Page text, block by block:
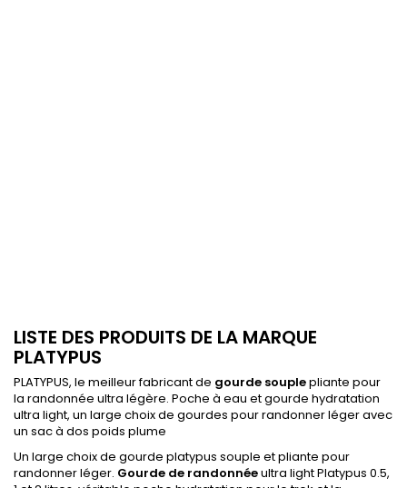
LISTE DES PRODUITS DE LA MARQUE
PLATYPUS
PLATYPUS, le meilleur fabricant de gourde souplepliante pour
la randonnée ultra légère. Poche à eau et gourde hydratation
ultra light, un large choix de gourdes pour randonner léger avec
un sac à dos poids plume
Un large choix de gourde platypus souple et pliante pour
randonner léger. Gourde de randonnéeultra light Platypus 0.5,